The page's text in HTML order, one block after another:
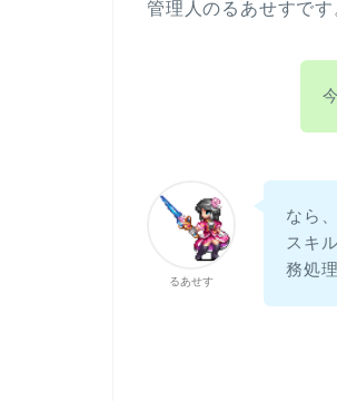
管理人のるあせすです
るあせす
なら
スキ
務処